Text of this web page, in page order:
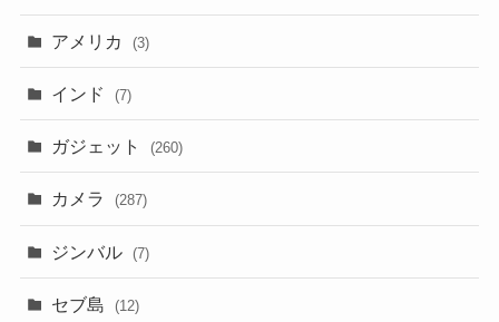
アメリカ (3)
インド (7)
ガジェット (260)
カメラ (287)
ジンバル (7)
セブ島 (12)